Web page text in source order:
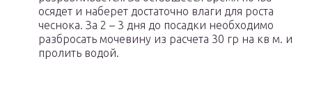
осядет и наберет достаточно влаги для роста
чеснока. За 2 – 3 дня до посадки необходимо
разбросать мочевину из расчета 30 гр на кв м. и
пролить водой.